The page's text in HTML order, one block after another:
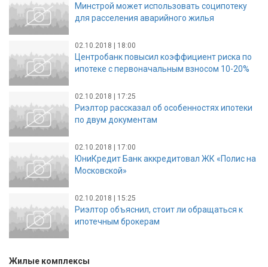
Минстрой может использовать соципотеку
для расселения аварийного жилья
02.10.2018 | 18:00
Центробанк повысил коэффициент риска по
ипотеке с первоначальным взносом 10-20%
02.10.2018 | 17:25
Риэлтор рассказал об особенностях ипотеки
по двум документам
02.10.2018 | 17:00
ЮниКредит Банк аккредитовал ЖК «Полис на
Московской»
02.10.2018 | 15:25
Риэлтор объяснил, стоит ли обращаться к
ипотечным брокерам
Жилые комплексы